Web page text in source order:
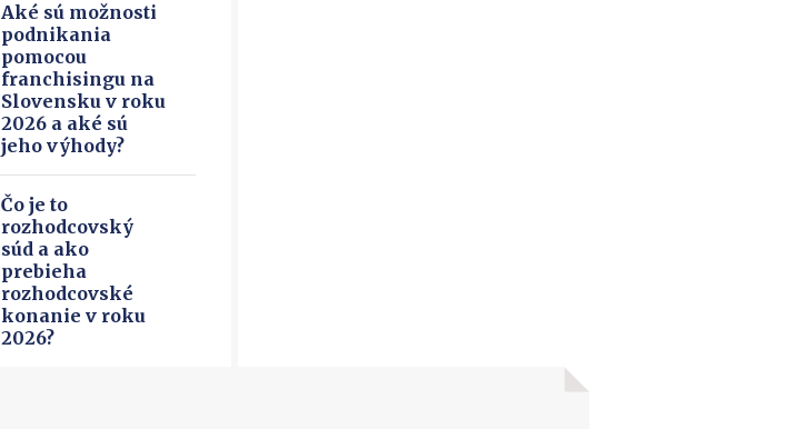
Aké sú možnosti
podnikania
pomocou
franchisingu na
Slovensku v roku
2026 a aké sú
jeho výhody?
Čo je to
rozhodcovský
súd a ako
prebieha
rozhodcovské
konanie v roku
2026?